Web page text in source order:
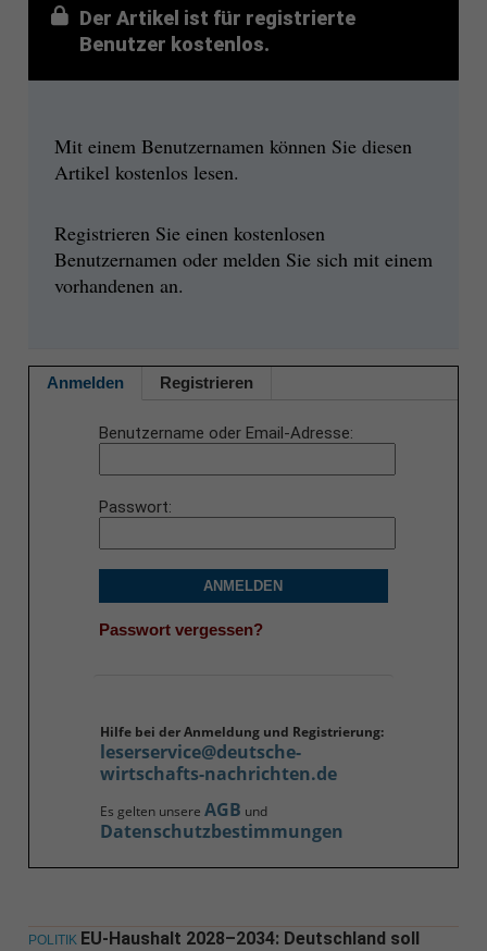
Der Artikel ist für registrierte
Benutzer kostenlos.
Mit einem Benutzernamen können Sie diesen
Artikel kostenlos lesen.
Registrieren Sie einen kostenlosen
Benutzernamen oder melden Sie sich mit einem
vorhandenen an.
Anmelden Registrieren
Benutzername oder Email-Adresse
Passwort
ANMELDEN
Passwort vergessen?
Hilfe bei der Anmeldung und Registrierung:
leserservice@deutsche-
wirtschafts-nachrichten.de
Es gelten unsere AGB und
Datenschutzbestimmungen
POLITIK EU-Haushalt 2028–2034: Deutschland soll